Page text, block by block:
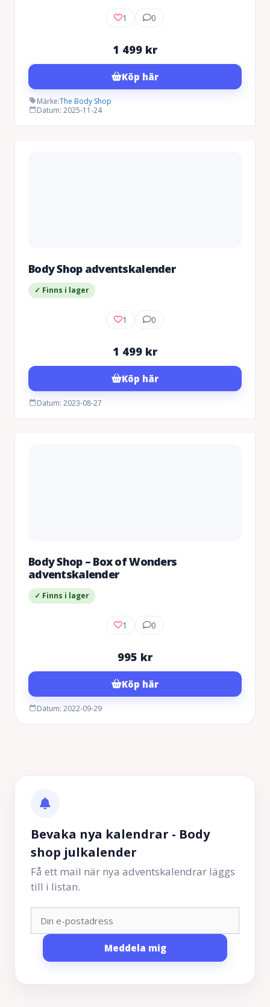
1 0
1 499 kr
Köp här
Märke:The Body Shop
Datum: 2025-11-24
Body Shop adventskalender
✓ Finns i lager
1 0
1 499 kr
Köp här
Datum: 2023-08-27
Body Shop – Box of Wonders
adventskalender
✓ Finns i lager
1 0
995 kr
Köp här
Datum: 2022-09-29
Bevaka nya kalendrar - Body
shop julkalender
Få ett mail när nya adventskalendrar läggs
till i listan.
Meddela mig